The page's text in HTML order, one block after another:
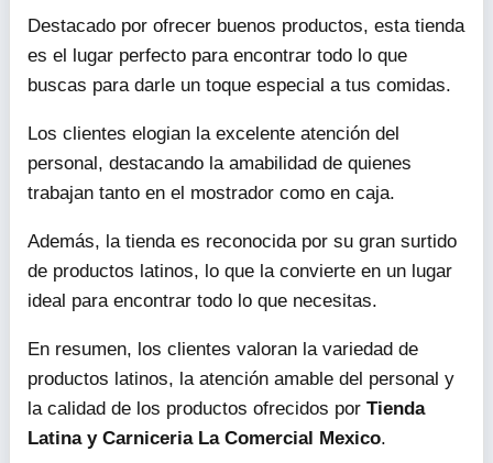
Destacado por ofrecer buenos productos, esta tienda
es el lugar perfecto para encontrar todo lo que
buscas para darle un toque especial a tus comidas.
Los clientes elogian la excelente atención del
personal, destacando la amabilidad de quienes
trabajan tanto en el mostrador como en caja.
Además, la tienda es reconocida por su gran surtido
de productos latinos, lo que la convierte en un lugar
ideal para encontrar todo lo que necesitas.
En resumen, los clientes valoran la variedad de
productos latinos, la atención amable del personal y
la calidad de los productos ofrecidos por Tienda
Latina y Carniceria La Comercial Mexico.